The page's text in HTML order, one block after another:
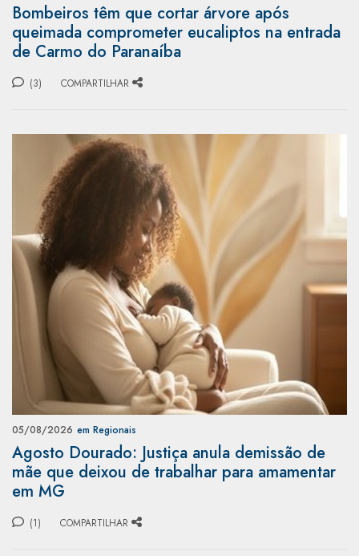
Bombeiros têm que cortar árvore após
queimada comprometer eucaliptos na entrada
de Carmo do Paranaíba
(3) COMPARTILHAR
05/08/2026 em Regionais
Agosto Dourado: Justiça anula demissão de
mãe que deixou de trabalhar para amamentar
em MG
(1) COMPARTILHAR